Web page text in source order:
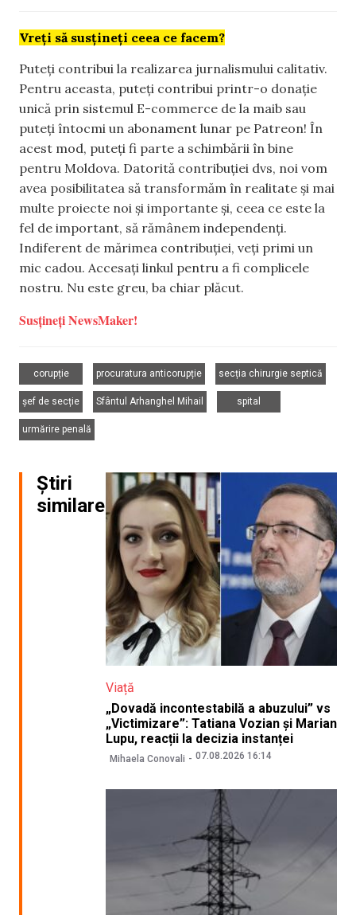
Vreți să susțineți ceea ce facem?
Puteți contribui la realizarea jurnalismului calitativ.
Pentru aceasta, puteți contribui printr-o donație
unică prin sistemul E-commerce de la maib sau
puteți întocmi un abonament lunar pe Patreon! În
acest mod, puteți fi parte a schimbării în bine
pentru Moldova. Datorită contribuției dvs, noi vom
avea posibilitatea să transformăm în realitate și mai
multe proiecte noi și importante și, ceea ce este la
fel de important, să rămânem independenți.
Indiferent de mărimea contribuției, veți primi un
mic cadou. Accesați linkul pentru a fi complicele
nostru. Nu este greu, ba chiar plăcut.
Susțineți NewsMaker!
corupție
procuratura anticorupție
secția chirurgie septică
șef de secție
Sfântul Arhanghel Mihail
spital
urmărire penală
Știri
similare
Viață
„Dovadă incontestabilă a abuzului” vs
„Victimizare”: Tatiana Vozian și Marian
Lupu, reacții la decizia instanței
Mihaela Conovali 07.08.2026 16:14